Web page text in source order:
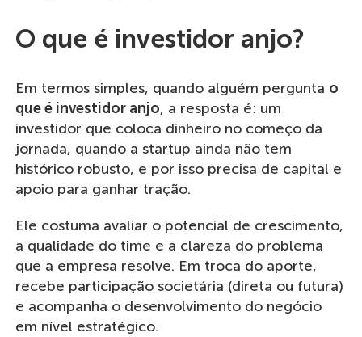
O que é investidor anjo?
Em termos simples, quando alguém pergunta o
que é investidor anjo, a resposta é: um
investidor que coloca dinheiro no começo da
jornada, quando a startup ainda não tem
histórico robusto, e por isso precisa de capital e
apoio para ganhar tração.
Ele costuma avaliar o potencial de crescimento,
a qualidade do time e a clareza do problema
que a empresa resolve. Em troca do aporte,
recebe participação societária (direta ou futura)
e acompanha o desenvolvimento do negócio
em nível estratégico.